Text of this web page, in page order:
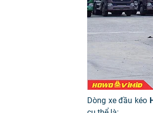
Dòng xe đầu kéo